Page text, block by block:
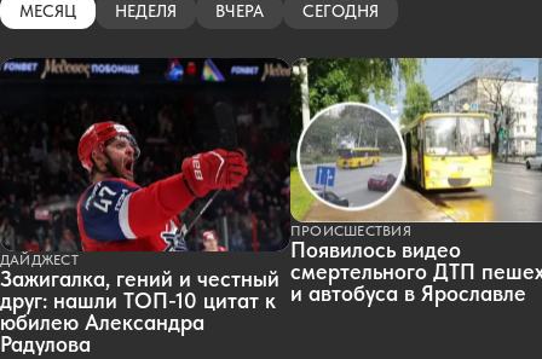
МЕСЯЦ НЕДЕЛЯ ВЧЕРА СЕГОДНЯ
ДАЙДЖЕСТ
Зажигалка, гений и честный
друг: нашли ТОП-10 цитат к
юбилею Александра
Радулова
ПРОИСШЕСТВИЯ
Появилось видео
смертельного ДТП
и автобуса в Ярославле